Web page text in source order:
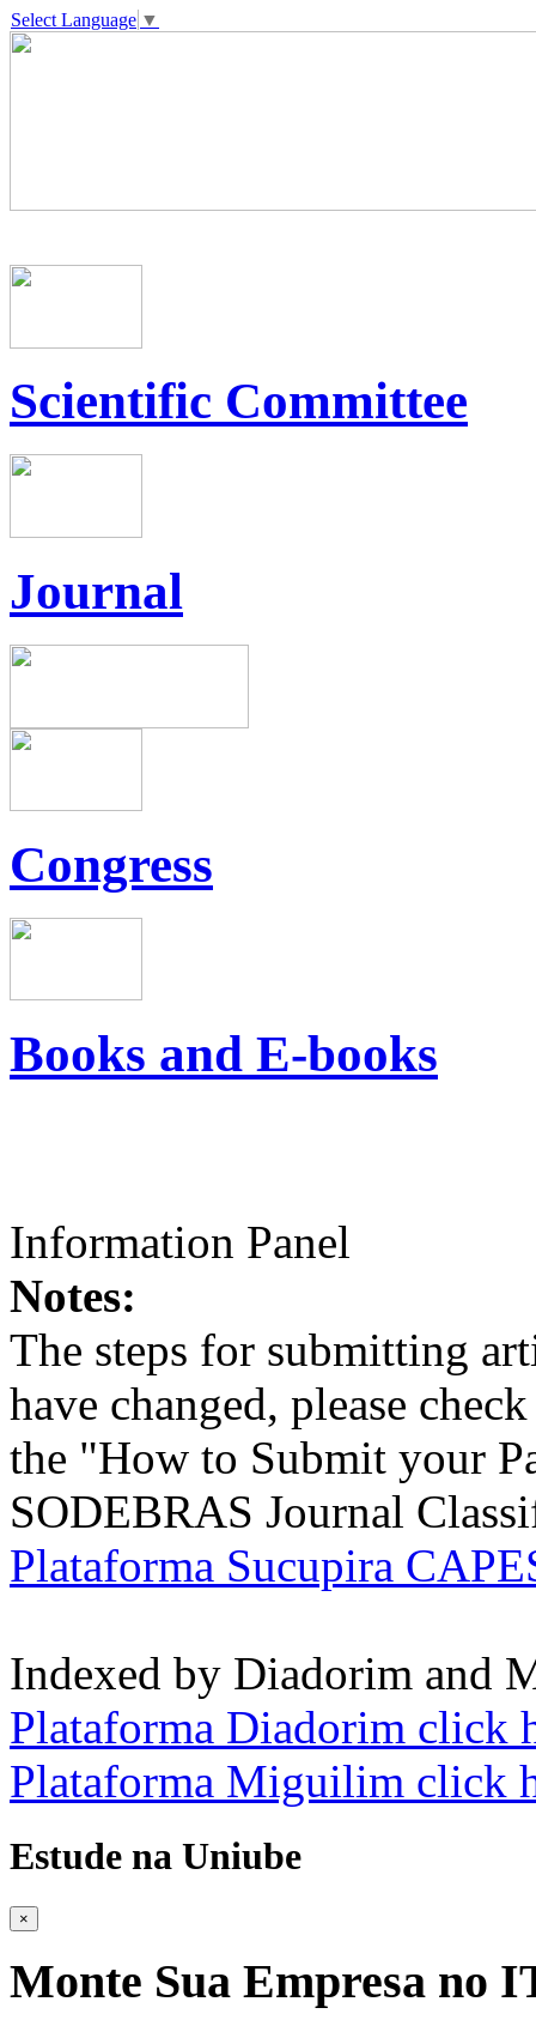
Select Language ▼
Scientific Committee
Journal
Congress
Books and E-books
Information Panel
Notes:
The steps for submitting
have changed, please
the "How to Submit your
SODEBRAS Journal
Plataforma Sucupira
Indexed by Diadorim and
Plataforma Diadorim click
Plataforma Miguilim click
Estude na Uniube
×
Monte Sua Empresa no